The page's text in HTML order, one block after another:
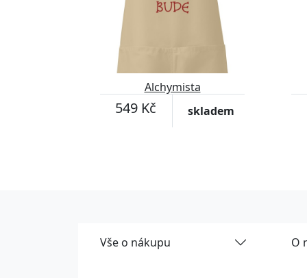
Alchymista
549 Kč skladem
Vše o nákupu O